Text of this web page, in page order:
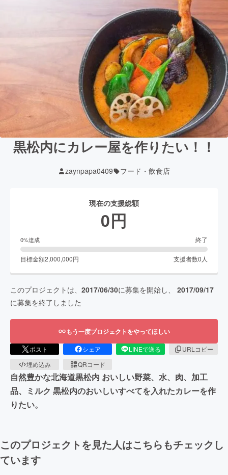
黒松内にカレー屋を作りたい！！
zaynpapa0409 フード・飲食店
現在の支援総額
0円
0%達成 終了
目標金額2,000,000円 支援者数0 人
このプロジェクトは、 2017/06/30に募集を開始し、 2017/09/17
に募集を終了しました
もう一度プロジェクトをやってほしい
ポスト シェア LINEで送る
URLコピー
埋め込み
QRコード
自然豊かな北海道黒松内 おいしい野菜、水、肉、加工
品、ミルク 黒松内のおいしいすべてを入れたカレーを作
りたい。
このプロジェクトを見た人はこちらもチェックし
ています